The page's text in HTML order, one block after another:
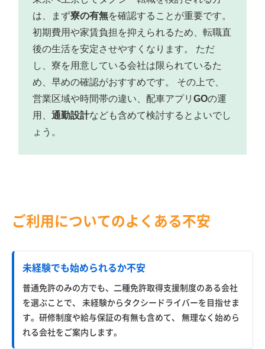
は、まず寮の有無を確認することが重要です。
初期費用や家賃負担を抑えられるため、転職直
後の生活を安定させやすくなります。 ただ
し、寮を用意している会社は限られているた
め、早めの確認がおすすめです。 その上で、
営業区域や時間帯の違い、配車アプリGOの運
用、通勤設計なども含めて検討するとよいでし
ょう。
ご利用についてのよくある不安
未経験でも始められるか不安
普通免許のみの方でも、二種免許取得支援制度のある会社
を選ぶことで、 未経験からタクシードライバーを目指せま
す。研修制度や給与保証の有無も含めて、 無理なく始めら
れる会社をご案内します。